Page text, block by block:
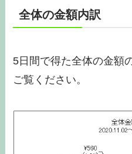
全体の金額内訳
5日間で得た全体の金額
ご覧ください。